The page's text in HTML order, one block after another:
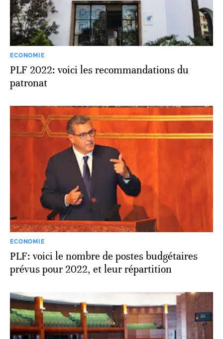
ECONOMIE
PLF 2022: voici les recommandations du
patronat
ECONOMIE
PLF: voici le nombre de postes budgétaires
prévus pour 2022, et leur répartition